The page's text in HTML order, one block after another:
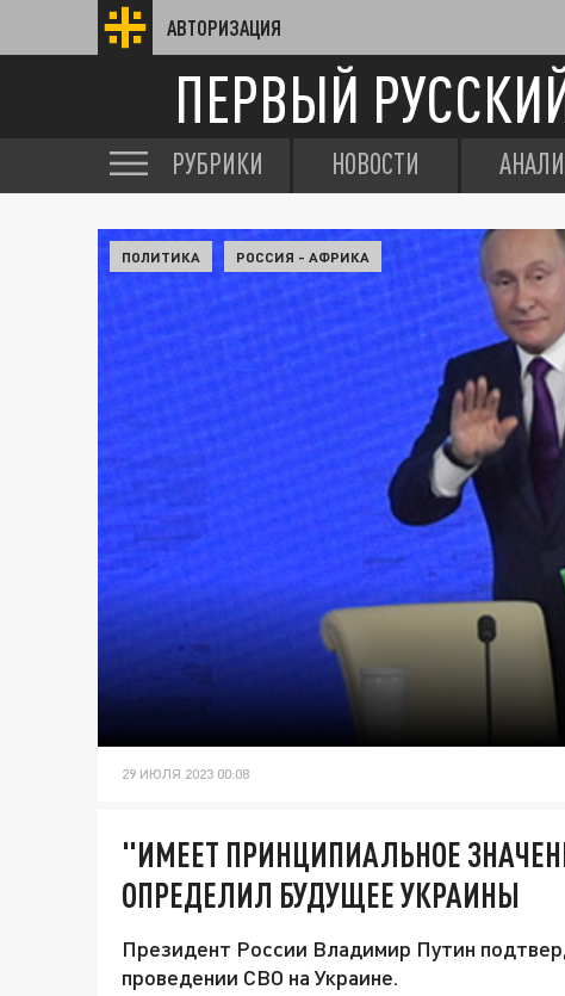
АВТОРИЗАЦИЯ
ПЕРВЫЙ
РУБРИКИ НОВОСТИ
ПОЛИТИКА РОССИЯ - АФРИКА
29 ИЮЛЯ 2023 00:08
"ИМЕЕТ ПРИНЦИПИАЛЬНОЕ
ОПРЕДЕЛИЛ БУДУЩЕЕ УКРАИНЫ
Президент России Владимир Путин
проведении СВО на Украине.